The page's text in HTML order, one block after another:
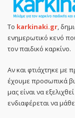
Το karkinaki.gr ,
ενημερωτικό κενό
τον παιδικό καρκίνο.
Αν και φτιάχτηκε με
έχουμε προσωπικά
μας είναι να
ενδιαφέρεται να